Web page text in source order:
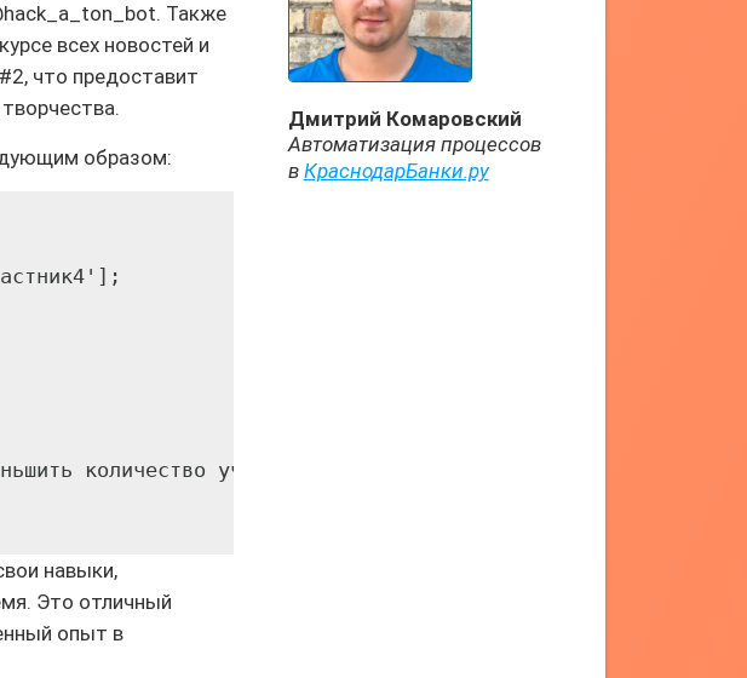
Также
всех новостей и
что предоставит
образом:
количество участников');
навыки,
Это отличный
опыт в
Дмитрий Комаровский
Автоматизация процессов
в КраснодарБанки.ру